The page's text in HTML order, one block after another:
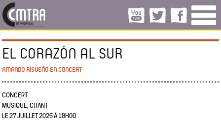
EL CORAZÓN AL SUR
AMANDO RISUEÑO EN CONCERT
CONCERT
MUSIQUE, CHANT
LE 27 JUILLET 2025 À 18H00